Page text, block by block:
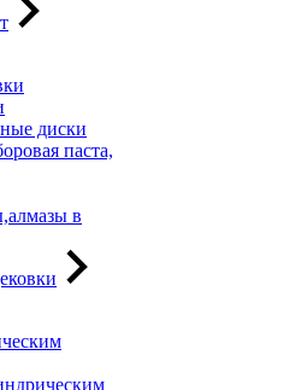
диски
паста,
в